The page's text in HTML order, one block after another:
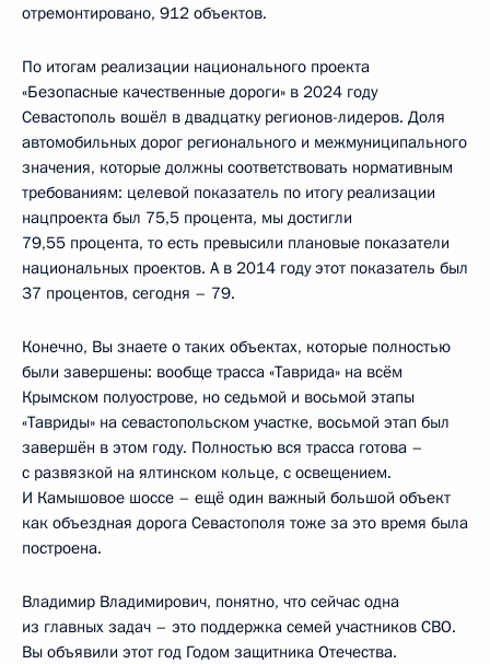
отремонтировано, 912 объектов.
По итогам реализации национального проекта
«Безопасные качественные дороги» в 2024 году
Севастополь вошёл в двадцатку регионов-лидеров. Доля
автомобильных дорог регионального и межмуниципального
значения, которые должны соответствовать нормативным
требованиям: целевой показатель по итогу реализации
нацпроекта был 75,5 процента, мы достигли
79,55 процента, то есть превысили плановые показатели
национальных проектов. А в 2014 году этот показатель был
37 процентов, сегодня – 79.
Конечно, Вы знаете о таких объектах, которые полностью
были завершены: вообще трасса «Таврида» на всём
Крымском полуострове, но седьмой и восьмой этапы
«Тавриды» на севастопольском участке, восьмой этап был
завершён в этом году. Полностью вся трасса готова –
с развязкой на ялтинском кольце, с освещением.
И Камышовое шоссе – ещё один важный большой объект
как объездная дорога Севастополя тоже за это время была
построена.
Владимир Владимирович, понятно, что сейчас одна
из главных задач – это поддержка семей участников СВО.
Вы объявили этот год Годом защитника Отечества.